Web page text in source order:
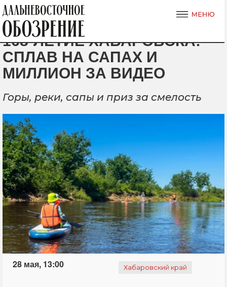
168-ЛЕТИЕ ХАБАРОВСКА:
СПЛАВ НА САПАХ И
МИЛЛИОН ЗА ВИДЕО
Горы, реки, сапы и приз за смелость
28 мая, 13:00 Хабаровский край